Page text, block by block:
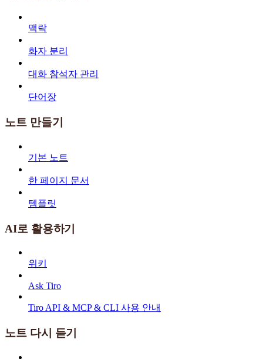
맥락
화자 분리
대화 참석자 관리
단어장
노트 만들기
기본 노트
한 페이지 문서
템플릿
AI로 활용하기
위키
Ask Tiro
Tiro API & MCP & CLI 사용 안내
노트 다시 듣기